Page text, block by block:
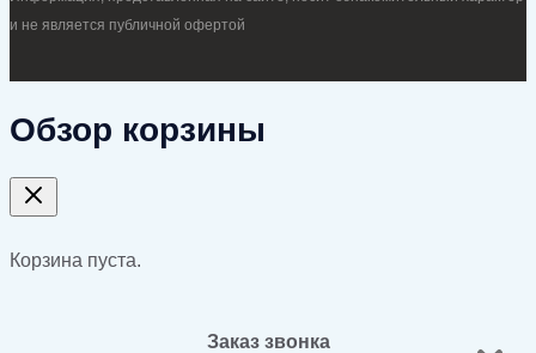
и не является публичной офертой
Обзор корзины
Корзина пуста.
Заказ звонка